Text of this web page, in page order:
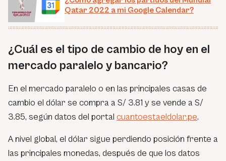
Qatar 2022 a mi Google Calendar?
¿Cuál es el tipo de cambio de hoy en el
mercado paralelo y bancario?
En el mercado paralelo o en las principales casas de
cambio el dólar se compra a S/ 3.81 y se vende a S/
3.85, según datos del portal cuantoestaeldolar.pe.
A nivel global, el dólar sigue perdiendo posición frente a
las principales monedas, después de que los datos